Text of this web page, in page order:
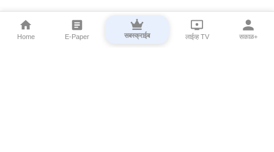
Home E-Paper सबस्क्राईब लाईव्ह TV सकाळ+